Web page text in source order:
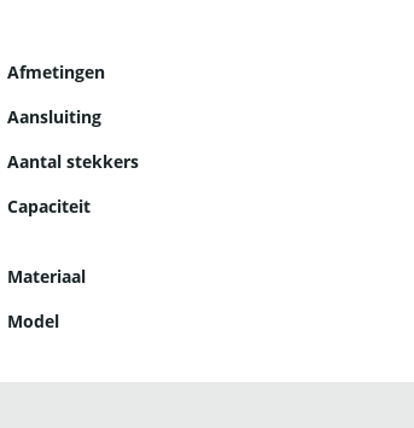
Afmetingen
Aansluiting
Aantal stekkers
Capaciteit
Materiaal
Model